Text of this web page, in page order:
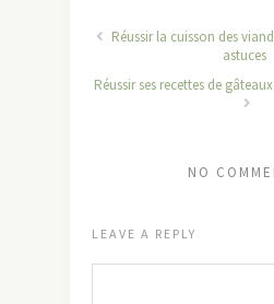
Réussir la cuisson des
astuces
Réussir ses recettes de
NO
LEAVE A REPLY